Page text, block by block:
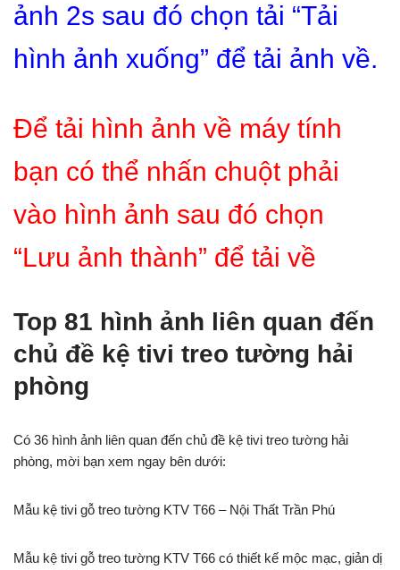
ảnh 2s sau đó chọn tải “Tải
hình ảnh xuống” để tải ảnh về.
Để tải hình ảnh về máy tính
bạn có thể nhấn chuột phải
vào hình ảnh sau đó chọn
“Lưu ảnh thành” để tải về
Top 81 hình ảnh liên quan đến
chủ đề kệ tivi treo tường hải
phòng
Có 36 hình ảnh liên quan đến chủ đề kệ tivi treo tường hải
phòng, mời bạn xem ngay bên dưới:
Mẫu kệ tivi gỗ treo tường KTV T66 – Nội Thất Trần Phú
Mẫu kệ tivi gỗ treo tường KTV T66 có thiết kế mộc mạc, giản dị